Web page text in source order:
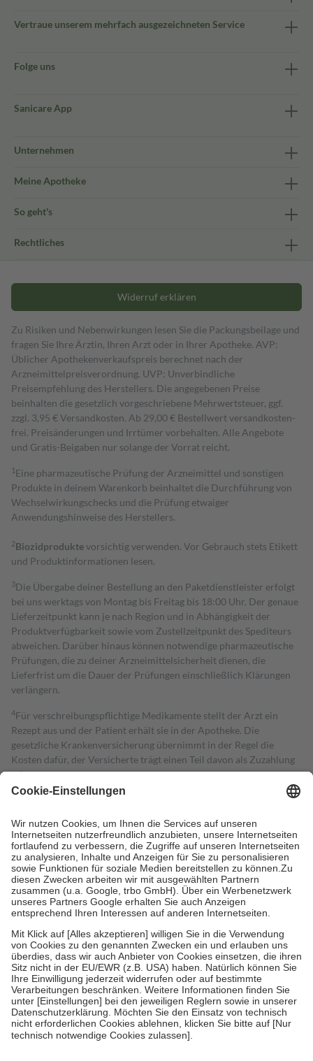
Vertraue unserem mehrfach ausgezeichneten Service
Folge uns
Sanicare App
Unternehmen
Meine Apotheke
So geht's
Rechtliches
Widerruf erklären
Zu Risiken und Nebenwirkungen lesen Sie die Packungsbeilage und
fragen Sie Ihre Ärztin, Ihren Arzt oder in Ihrer Apotheke. AVP:
Üblicher Apothekenverkaufspreis berechnet nach der
Arzneimittelpreisverordnung. UVP: Unverbindliche
Preisempfehlung des Herstellers. Die angegebenen Preise
beinhalten die gesetzlich vorgeschriebene Mehrwertsteuer, ggf.
zzgl. 3,95 € Versandkosten. Ab 29,00 € Bestell­wert versand­kosten­
frei. Preisänderungen und Irrtümer vorbehalten. Alle Angebote
und Gratis-Beigaben nur solange der Vorrat reicht.
1 Eine pharmazeutische Prüfung der Arzneimittel und sonstigen
Produkte in deinem Warenkorb beinhaltet die Durchführung von
Wechselwirkungschecks und die Prüfung etwaiger
Anwendungshinweise des Herstellers.
2Biozidproduktevorsichtig verwenden. Vor Gebrauch stets Etikett
und Produktinformationen lesen.
3Die Übergabe deiner Bestellung an den Paketdienstleister erfolgt
bei uns werktags von Montag bis Freitag bis 18:00 Uhr. Der genaue
Lieferzeitpunkt kann je nach Region und in Abhängigkeit der
Produktverfügbarkeit sowie vom Zustellzeitpunkt des Spediteurs
abweichen. Darüber hinaus können notwendige pharmazeutische
Prüfungen, die zu deiner Arzneimittelsicherheit dienen, die
Lieferfrist um die Dauer der Prüfungen einschließlich Klärungen
verlängern.
4Für verschreibungspflichtige Medikamente stellt der Arzt ein
Rezept aus und der Patient erhält sie in der Apotheke. Die
gesetzliche Krankenversicherung übernimmt in der Regel die
Kosten dafür, der Versicherte trägt einen Teil davon als Zuzahlung
mit.
Grundsätzlich leisten Mitglieder Zuzahlungen in Höhe von zehn
höchstens zehn Euro.
Es sind jedoch nie mehr als die tatsächlichen
Kosten der Leistung zu entrichten.
Diese Regeln gelten grundsätzlich auch für Online-Apotheken.
Bei Heilmitteln und häuslicher Krankenpflege beträgt die
Zuzahlung zehn Prozent der Kosten sowie zehn Euro je
Verordnung.
Um das Engagement der Versicherten für ihre eigene Gesundheit zu
stärken und die besondere Stellung der Familie zu unterstützen,
fallenkeine Zuzahlungenan bei:
• Kindern und Jugendlichen bis zum vollendeten 18. Lebensjahr
mit Ausnahme der Fahrkosten
• Untersuchungen zur Vorsorge und Früherkennung, die von der
GKV getragen werden
• empfohlenen Schutzimpfungen
• Harn- und Blutteststreifen